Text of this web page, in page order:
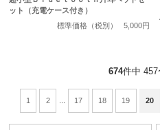
ット（充電ケース付き）
標準価格（税別）
5,000円
674件中 457
1 2 17 18 19 20